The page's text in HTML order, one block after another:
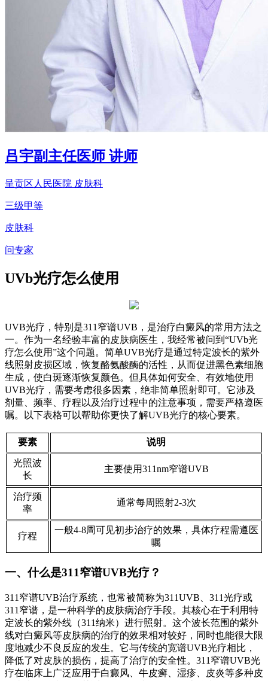
吕宇副主任医师 讲师
呈贡区人民医院 皮肤科
三级甲等
皮肤科
问专家
UVb光疗怎么使用
UVB光疗，特别是311窄谱UVB，是治疗白癜风的常用方法之
一。作为一名经验丰富的皮肤病医生，我经常被问到“UVb光
疗怎么使用”这个问题。简单UVB光疗是通过特定波长的紫外
线照射皮损区域，恢复酪氨酸酶的活性，从而促进黑色素细胞
生成，使白斑逐渐恢复颜色。但具体如何安全、有效地使用
UVB光疗，需要考虑很多因素，绝非简单照射即可。它涉及
剂量、频率、疗程以及治疗过程中的注意事项，需要严格遵医
嘱。以下表格可以帮助你更快了解UVB光疗的核心要素。
要素 说明
光照波
长
主要使用311nm窄谱UVB
治疗频
率
通常每周照射2-3次
疗程
一般4-8周可见初步治疗的效果，具体疗程需遵医
嘱
一、什么是311窄谱UVB光疗？
311窄谱UVB治疗系统，也常被简称为311UVB、311光疗或
311窄谱，是一种科学的皮肤病治疗手段。其核心在于利用特
定波长的紫外线（311纳米）进行照射。这个波长范围的紫外
线对白癜风等皮肤病的治疗的效果相对较好，同时也能很大限
度地减少不良反应的发生。它与传统的宽谱UVB光疗相比，
降低了对皮肤的损伤，提高了治疗的安全性。311窄谱UVB光
疗在临床上广泛应用于白癜风、牛皮癣、湿疹、皮炎等多种皮